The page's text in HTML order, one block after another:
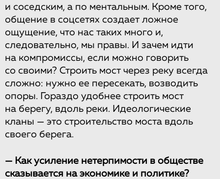
и соседским, а по ментальным. Кроме того,
общение в соцсетях создает ложное
ощущение, что нас таких много и,
следовательно, мы правы. И зачем идти
на компромиссы, если можно говорить
со своими? Строить мост через реку всегда
сложно: нужно ее пересекать, возводить
опоры. Гораздо удобнее строить мост
на берегу, вдоль реки. Идеологические
кланы — это строительство моста вдоль
своего берега.
— Как усиление нетерпимости в обществе
сказывается на экономике и политике?